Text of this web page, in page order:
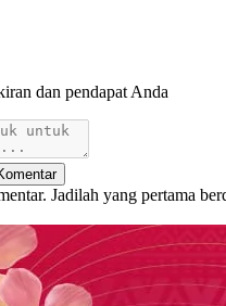
dan pendapat Anda
Jadilah yang pertama